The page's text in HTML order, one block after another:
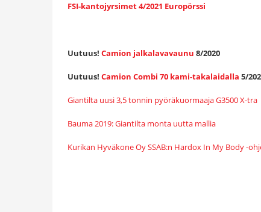
FSI-kantojyrsimet 4/2021 Europörssi
Uutuus! Camion jalkalavavaunu 8/2020
Uutuus! Camion Combi 70 kami-takalaidalla 5/
Giantilta uusi 3,5 tonnin pyöräkuormaaja G3500 X-tra
Bauma 2019: Giantilta monta uutta mallia
Kurikan Hyväkone Oy SSAB:n Hardox In My Body -